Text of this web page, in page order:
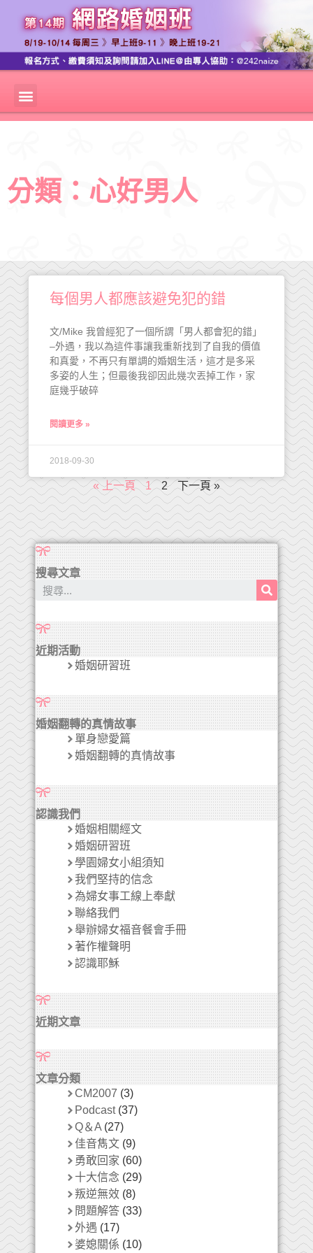
分類：心好男人
每個男人都應該避免犯的錯
文/Mike 我曾經犯了一個所謂「男人都會犯的錯」
–外遇，我以為這件事讓我重新找到了自我的價值
和真愛，不再只有單調的婚姻生活，這才是多采
多姿的人生；但最後我卻因此幾次丟掉工作，家
庭幾乎破碎
閱讀更多 »
2018-09-30
« 上一頁 1 2 下一頁 »
搜尋文章
近期活動
婚姻研習班
婚姻翻轉的真情故事
單身戀愛篇
婚姻翻轉的真情故事
認識我們
婚姻相關經文
婚姻研習班
學園婦女小組須知
我們堅持的信念
為婦女事工線上奉獻
聯絡我們
舉辦婦女福音餐會手冊
著作權聲明
認識耶穌
近期文章
文章分類
CM2007 (3)
Podcast(37)
Q＆A (27)
佳音雋文 (9)
勇敢回家 (60)
十大信念 (29)
叛逆無效 (8)
問題解答 (33)
外遇 (17)
婆媳關係 (10)